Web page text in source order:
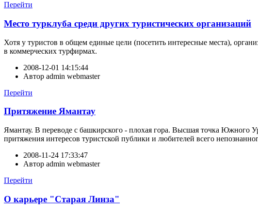
Перейти
Место турклуба среди других туристических организаций
Хотя у туристов в общем единые цели (посетить интересные места),
в коммерческих турфирмах.
2008-12-01 14:15:44
Автор admin webmaster
Перейти
Притяжение Ямантау
Ямантау. В переводе с башкирского - плохая гора. Высшая точка Южного
притяжения интересов туристской публики и любителей всего
2008-11-24 17:33:47
Автор admin webmaster
Перейти
О карьере "Старая Линза"